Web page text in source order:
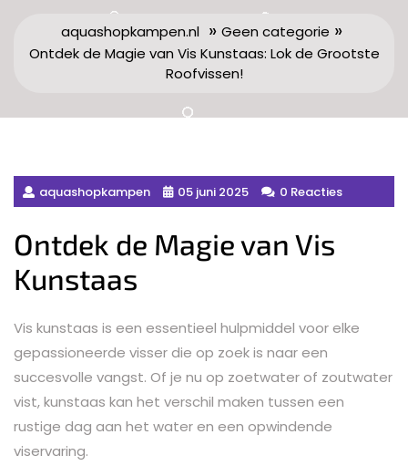
aquashopkampen.nl » Geen categorie »
Ontdek de Magie van Vis Kunstaas: Lok de Grootste
Roofvissen!
aquashopkampen 05 juni 2025 0 Reacties
Ontdek de Magie van Vis
Kunstaas
Vis kunstaas is een essentieel hulpmiddel voor elke
gepassioneerde visser die op zoek is naar een
succesvolle vangst. Of je nu op zoetwater of zoutwater
vist, kunstaas kan het verschil maken tussen een
rustige dag aan het water en een opwindende
viservaring.